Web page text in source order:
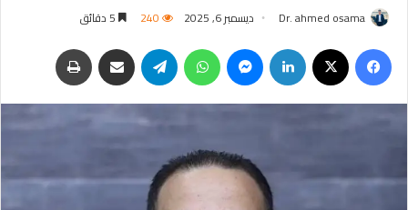
Dr. ahmed osama ديسمبر 6, 2025 240